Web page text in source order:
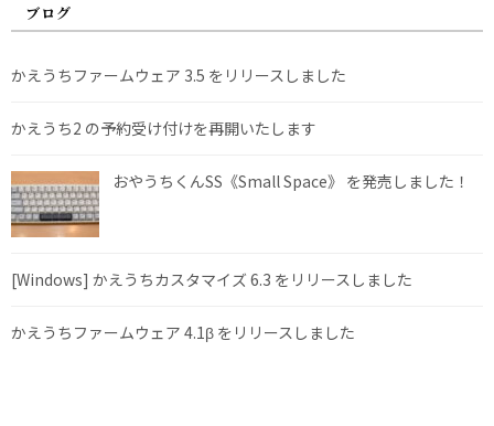
ブログ
かえうちファームウェア 3.5 をリリースしました
かえうち2 の予約受け付けを再開いたします
おやうちくんSS《Small Space》 を発売しました！
[Windows] かえうちカスタマイズ 6.3 をリリースしました
かえうちファームウェア 4.1β をリリースしました